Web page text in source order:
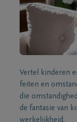
Vertel kinderen
feiten en
die
de fantasie van
werkelijkheid.